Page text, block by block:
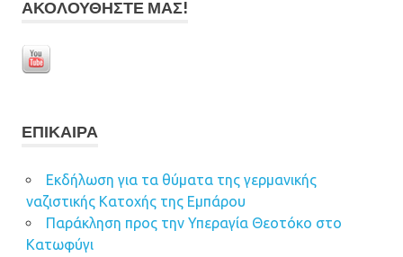
ΑΚΟΛΟΥΘΉΣΤΕ ΜΑΣ!
ΕΠΊΚΑΙΡΑ
Εκδήλωση για τα θύματα της γερμανικής
ναζιστικής Κατοχής της Εμπάρου
Παράκληση προς την Υπεραγία Θεοτόκο στο
Κατωφύγι